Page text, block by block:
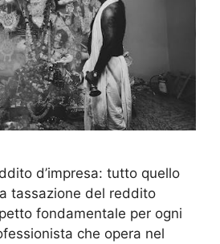
d’impresa: tutto quello
tassazione del reddito
fondamentale per ogni
che opera nel